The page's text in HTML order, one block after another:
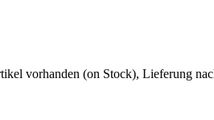
vorhanden (on Stock), Lieferung